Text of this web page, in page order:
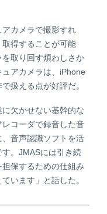
カメラで撮影すれ
得することが可能
取り回す煩わしさか
アカメラは、iPhone
扱える点が好評だ。
欠かせない基幹的な
コーダで録音した音
音声認識ソフトを活
。JMASには引き続
保するための仕組み
います」と話した。